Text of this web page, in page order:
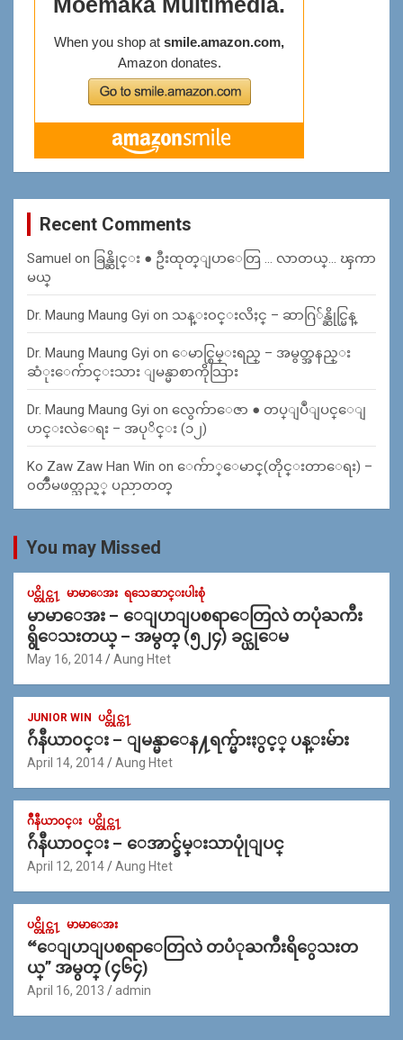
Recent Comments
Samuel on ခြန္ဆိုင္း ● ဦးထုတ္ျပာေတြ … လာတယ္… ၾကာ
မယ္
Dr. Maung Maung Gyi on သန္း၀င္းလိႈင္ – ဆာဂြ်န္ဆိုင္မြန္
Dr. Maung Maung Gyi on ေမာင္စြမ္းရည္ – အမွတ္အနည္း
ဆံုးေက်ာင္းသား ျမန္မာစာကိုသြား
Dr. Maung Maung Gyi on လွေက်ာေဇာ ● တပ္ျပဳျပင္ေျ
ပာင္းလဲေရး – အပုိင္း (၁၂)
Ko Zaw Zaw Han Win on ေက်ာ္ေမာင္(တိုင္းတာေရး) –
၀တၳဳမဖတ္သည့္ ပညာတတ္
You may Missed
ပင္တိုင္က႑ မာမာေအး ရသေဆာင္းပါးစုံ
မာမာေအး – ေျပာျပစရာေတြလဲ တပုံႀကီး
ရွိေသးတယ္ – အမွတ္ (၅၂၄) ခင္ယုေမ
May 16, 2014 Aung Htet
JUNIOR WIN ပင္တိုင္က႑
ဂ်ဴနီယာ၀င္း – ျမန္မာေန႔ရက္မ်ားႏွင့္ ပန္းမ်ား
April 14, 2014 Aung Htet
ဂ်ဳနီယာ၀င္း ပင္တိုင္က႑
ဂ်ဴနီယာ၀င္း – ေအာင္ခ်မ္းသာပုုံျပင္
April 12, 2014 Aung Htet
ပင္တိုင္က႑ မာမာေအး
“ေျပာျပစရာေတြလဲ တပံုႀကီးရိွေသးတ
ယ္” အမွတ္ (၄၆၄)
April 16, 2013 admin